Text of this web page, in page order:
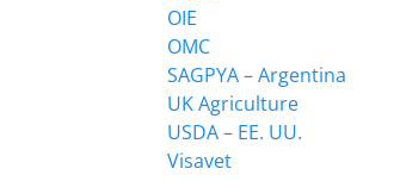
OIE
OMC
SAGPYA – Argentina
UK Agriculture
USDA – EE. UU.
Visavet